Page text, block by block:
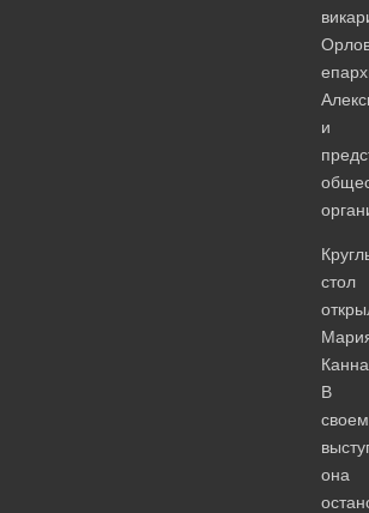
и
стол
В
своем
она